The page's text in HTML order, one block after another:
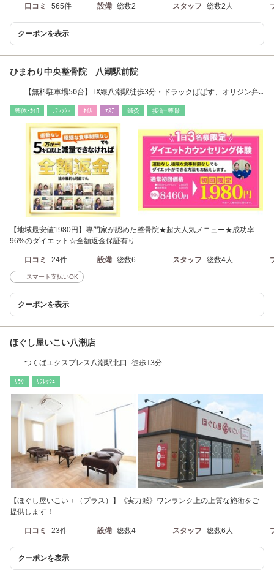
口コミ 565件 設備 総数2 スタッフ 総数2人
クーポンを表示
ひまわり中央整骨院 八潮駅前院
【無料駐車場50台】TX線八潮駅徒歩3分・ドラックぱぱす、オリジン弁
整体･ｶｲﾛ ﾘﾌﾚｯｼｭ ﾈｲﾙ ｴｽﾃ 鍼灸 接骨･整骨
【地域最安値1980円】専門家が認めた整骨院★超大人気メニュー★成功率
96%のダイエット☆全額返金保証有り
口コミ 24件 設備 総数6 スタッフ 総数4人
スマート支払いOK
クーポンを表示
ほぐし屋いこい八潮店
つくばエクスプレス八潮駅北口 徒歩13分
ﾘﾗｸ ﾘﾌﾚｯｼｭ
【ほぐし屋いこい＋（プラス）】《実力派》ワンランク上の上質な施術をご
提供します！
口コミ 23件 設備 総数4 スタッフ 総数6人
クーポンを表示